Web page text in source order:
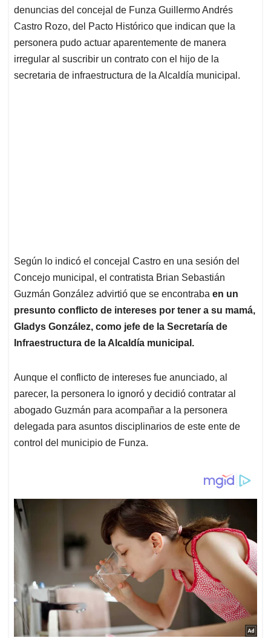
denuncias del concejal de Funza Guillermo Andrés
Castro Rozo, del Pacto Histórico que indican que la
personera pudo actuar aparentemente de manera
irregular al suscribir un contrato con el hijo de la
secretaria de infraestructura de la Alcaldía municipal.
Según lo indicó el concejal Castro en una sesión del
Concejo municipal, el contratista Brian Sebastián
Guzmán González advirtió que se encontraba en un
presunto conflicto de intereses por tener a su mamá,
Gladys González, como jefe de la Secretaría de
Infraestructura de la Alcaldía municipal.
Aunque el conflicto de intereses fue anunciado, al
parecer, la personera lo ignoró y decidió contratar al
abogado Guzmán para acompañar a la personera
delegada para asuntos disciplinarios de este ente de
control del municipio de Funza.